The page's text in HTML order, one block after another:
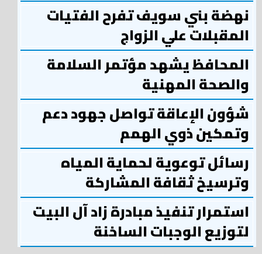
نهضة بني سويف تفرح الفتيات
المقبلات علي الزواج
المحافظ يشهد مؤتمر السلامة
والصحة المهنية
شؤون الإعاقة تواصل جهود دعم
وتمكين ذوي الهمم
رسائل توعوية لحماية المياه
وترسيخ ثقافة المشاركة
استمرار تنفيذ مبادرة زاد آل البيت
لتوزيع الوجبات الساخنة